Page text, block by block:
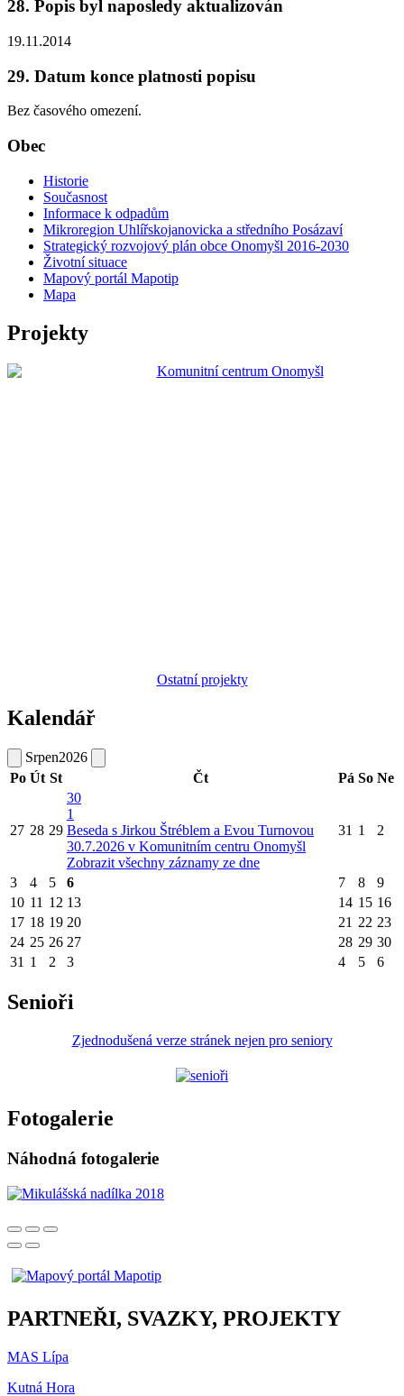
28. Popis byl naposledy aktualizován
19.11.2014
29. Datum konce platnosti popisu
Bez časového omezení.
Obec
Historie
Současnost
Informace k odpadům
Mikroregion Uhlířskojanovicka a středního Posázaví
Strategický rozvojový plán obce Onomyšl 2016-2030
Životní situace
Mapový portál Mapotip
Mapa
Projekty
Ostatní projekty
Kalendář
Srpen2026
Po Út St Čt Pá So Ne
27 28 29
30
1
Beseda s Jirkou Štréblem a Evou Turnovou
30.7.2026 v Komunitním centru Onomyšl
Zobrazit všechny záznamy ze dne
31 1 2
3 4 5 6 7 8
9
10 11 12 13 14 15 16
17 18 19 20 21 22 23
24 25 26 27 28 29 30
31 1 2 3 4 5 6
Senioři
Zjednodušená verze stránek nejen pro seniory
Fotogalerie
Náhodná fotogalerie
PARTNEŘI, SVAZKY, PROJEKTY
MAS Lípa
Kutná Hora